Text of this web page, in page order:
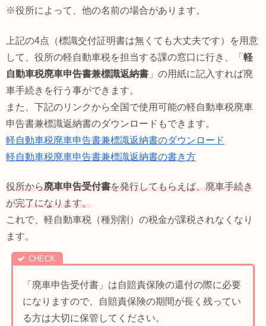
※役所によって、他の名前の場合があります。
上記の4点（標識交付証明書は無くても大丈夫です）を用意
して、役所の軽自動車税を担当する課の窓口に行き、「 軽
自動車税廃車申告書兼標識返納書 」の用紙に記入すれば廃
車手続きを行う事ができます。
また、下記のリンクから全国で使用可能の軽自動車税廃車
申告書兼標識返納書のダウンロードもできます。
軽自動車税廃車申告書兼標識返納書のダウンロード
軽自動車税廃車申告書兼標識返納書の書き方
役所から廃車申告受付書を発行してもらえば、廃車手続き
が完了になります。
これで、軽自動車税（種別割）の税金が課税されなくなり
ます。
「廃車申告受付書」は自賠責保険の還付の際に必要
になりますので、自賠責保険の期間が長く残ってい
る方は大切に保管してください。